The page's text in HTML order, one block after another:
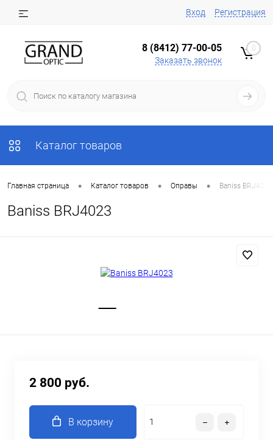
Вход Регистрация
8 (8412) 77-00-05
Заказать звонок
0
Каталог товаров
Главная страница • Каталог товаров • Оправы • Baniss BRJ4023
Baniss BRJ4023
2 800 руб.
В корзину